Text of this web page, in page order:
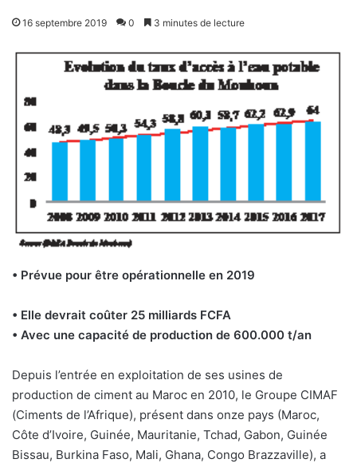
16 septembre 2019 0 3 minutes de lecture
• Prévue pour être opérationnelle en 2019
• Elle devrait coûter 25 milliards FCFA
• Avec une capacité de production de 600.000 t/an
Depuis l’entrée en exploitation de ses usines de
production de ciment au Maroc en 2010, le Groupe CIMAF
(Ciments de l’Afrique), présent dans onze pays (Maroc,
Côte d’Ivoire, Guinée, Mauritanie, Tchad, Gabon, Guinée
Bissau, Burkina Faso, Mali, Ghana, Congo Brazzaville), a